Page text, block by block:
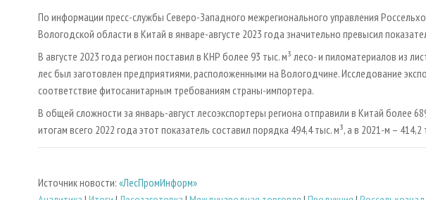
По информации пресс-службы Северо-Западного межрегионального управления
Вологодской области в Китай в январе-августе 2023 года значительно превысил
В августе 2023 года регион поставил в КНР более 93 тыс. м³ лесо- и пиломатериалов из
лес был заготовлен предприятиями, расположенными на Вологодчине. Исследование
соответствие фитосанитарным требованиям страны-импортера.
В общей сложности за январь-август лесоэкспортеры региона отправили в Китай более
итогам всего 2022 года этот показатель составил порядка 494,4 тыс. м³, а в 2021-м – 414,2
Источник новости: «ЛесПромИнформ»